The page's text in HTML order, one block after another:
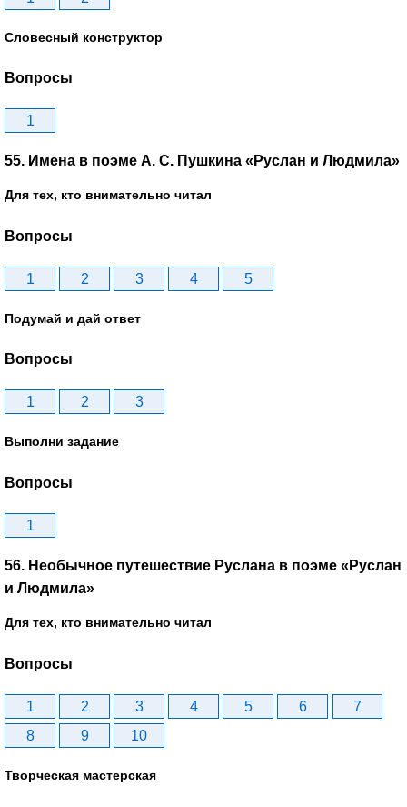
Словесный конструктор
Вопросы
1
55. Имена в поэме А. С. Пушкина «Руслан и Людмила»
Для тех, кто внимательно читал
Вопросы
1 2 3 4 5
Подумай и дай ответ
Вопросы
1 2 3
Выполни задание
Вопросы
1
56. Необычное путешествие Руслана в поэме «Руслан
и Людмила»
Для тех, кто внимательно читал
Вопросы
1 2 3 4 5 6
7
8
9 10
Творческая мастерская